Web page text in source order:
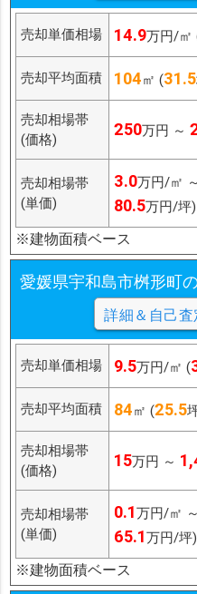
売却単価相場 14.9万円/㎡
売却平均面積 104㎡ (31.5
売却相場帯
(価格)
250万円 ～
売却相場帯
(単価)
3.0万円/㎡ ～
80.5万円/坪)
※建物面積ベース
愛媛県宇和島市桝形町
詳細＆自己査
売却単価相場 9.5万円/㎡ (
売却平均面積 84㎡ (25.5
売却相場帯
(価格)
15万円 ～
売却相場帯
(単価)
0.1万円/㎡ ～
65.1万円/坪)
※建物面積ベース